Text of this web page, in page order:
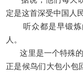
定是这首深受中国人
听众都是早锻炼
人。
这里是一个特殊的
正是候鸟们大包小包